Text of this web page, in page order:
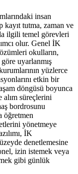
insan
kayıt tutma, zaman ve
ilgili temel görevleri
olur. Genel İK
okulların,
uyarlanmış
yüzlerce
etkin bir
döngüsü boyunca
alım süreçlerini
bordrosunu
öğretmen
yönetmeye
İK
denetlemesine
izin istemek veya
gibi günlük